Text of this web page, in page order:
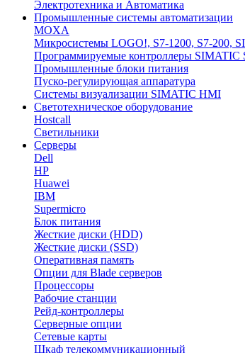
Электротехника и Автоматика
Промышленные системы автоматизации
MOXA
Микросистемы LOGO!, S7-1200, S7-200,
Программируемые контроллеры SIMATIC
Промышленные блоки питания
Пуско-регулирующая аппаратура
Системы визуализации SIMATIC HMI
Светотехническое оборудование
Hostcall
Светильники
Серверы
Dell
HP
Huawei
IBM
Supermicro
Блок питания
Жесткие диски (HDD)
Жесткие диски (SSD)
Оперативная память
Опции для Blade серверов
Процессоры
Рабочие станции
Рейд-контроллеры
Серверные опции
Сетевые карты
Шкаф телекоммуникационный